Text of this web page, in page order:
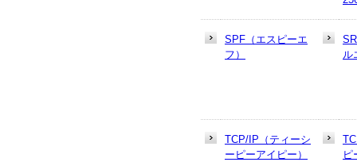
SPF（エスピーエ
フ）
ル
TCP/IP（ティーシ
ーピーアイピー）
ピ